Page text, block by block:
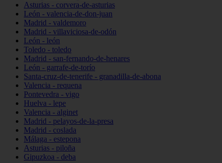
Asturias - corvera-de-asturias
León - valencia-de-don-juan
Madrid - valdemoro
Madrid - villaviciosa-de-odón
León - león
Toledo - toledo
Madrid - san-fernando-de-henares
León - garrafe-de-torío
Santa-cruz-de-tenerife - granadilla-de-abona
Valencia - requena
Pontevedra - vigo
Huelva - lepe
Valencia - alginet
Madrid - pelayos-de-la-presa
Madrid - coslada
Málaga - estepona
Asturias - piloña
Gipuzkoa - deba